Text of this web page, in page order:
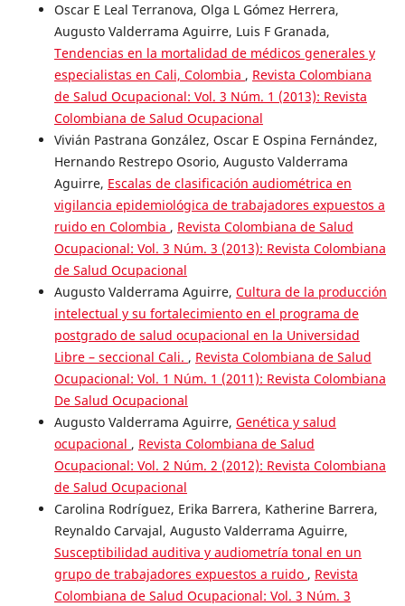
Oscar E Leal Terranova, Olga L Gómez Herrera,
Augusto Valderrama Aguirre, Luis F Granada,
Tendencias en la mortalidad de médicos generales y
especialistas en Cali, Colombia , Revista Colombiana
de Salud Ocupacional: Vol. 3 Núm. 1 (2013): Revista
Colombiana de Salud Ocupacional
Vivián Pastrana González, Oscar E Ospina Fernández,
Hernando Restrepo Osorio, Augusto Valderrama
Aguirre, Escalas de clasificación audiométrica en
vigilancia epidemiológica de trabajadores expuestos a
ruido en Colombia , Revista Colombiana de Salud
Ocupacional: Vol. 3 Núm. 3 (2013): Revista Colombiana
de Salud Ocupacional
Augusto Valderrama Aguirre, Cultura de la producción
intelectual y su fortalecimiento en el programa de
postgrado de salud ocupacional en la Universidad
Libre – seccional Cali. , Revista Colombiana de Salud
Ocupacional: Vol. 1 Núm. 1 (2011): Revista Colombiana
De Salud Ocupacional
Augusto Valderrama Aguirre, Genética y salud
ocupacional , Revista Colombiana de Salud
Ocupacional: Vol. 2 Núm. 2 (2012): Revista Colombiana
de Salud Ocupacional
Carolina Rodríguez, Erika Barrera, Katherine Barrera,
Reynaldo Carvajal, Augusto Valderrama Aguirre,
Susceptibilidad auditiva y audiometría tonal en un
grupo de trabajadores expuestos a ruido , Revista
Colombiana de Salud Ocupacional: Vol. 3 Núm. 3